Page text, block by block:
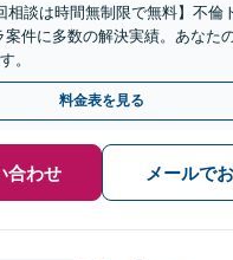
相談は時間無制限で無料】不倫
件に多数の解決実績。あなた
。
料金表を見る
合わせ メールで